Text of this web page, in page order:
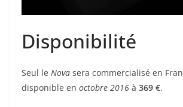
Disponibilité
Seul le Nova sera commercialisé en
disponible en octobre 2016 à 369 €.